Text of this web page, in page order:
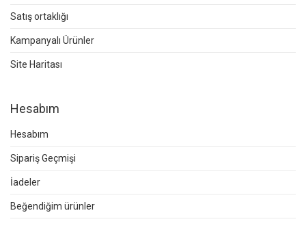
Satış ortaklığı
Kampanyalı Ürünler
Site Haritası
Hesabım
Hesabım
Sipariş Geçmişi
İadeler
Beğendiğim ürünler